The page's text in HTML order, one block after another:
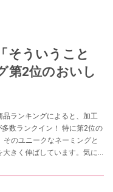
そういうこと
第2位のおいし
ランキングによると、加工
数ランクイン！ 特に第2位の
そのユニークなネーミングと
きく伸ばしています。気に